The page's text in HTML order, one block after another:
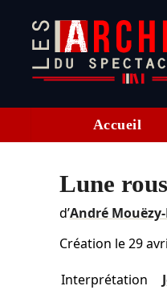
Accueil
Lune
d’André
Création le29
Interprétation